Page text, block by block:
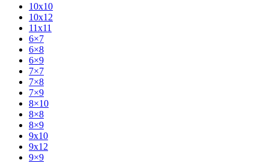
10x10
10x12
11x11
6×7
6×8
6×9
7×7
7×8
7×9
8×10
8×8
8×9
9x10
9x12
9×9